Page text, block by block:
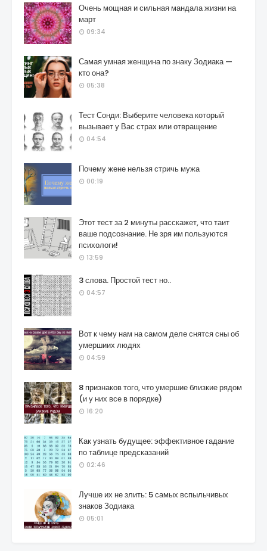
Очень мощная и сильная мандала жизни на
март
09:34
Самая умная женщина по знаку Зодиака —
кто она?
05:38
Тест Сонди: Выберите человека который
вызывает у Вас страх или отвращение
04:54
Почему жене нельзя стричь мужа
00:19
Этот тест за 2 минуты расскажет, что таит
ваше подсознание. Не зря им пользуются
психологи!
13:59
3 слова. Простой тест но..
04:57
Вот к чему нам на самом деле снятся сны об
умершиих людях
04:59
8 признаков того, что умершие близкие рядом
(и у них все в порядке)
16:20
Как узнать будущее: эффективное гадание
по таблице предсказаний
02:46
Лучше их не злить: 5 самых вспыльчивых
знаков Зодиака
05:01